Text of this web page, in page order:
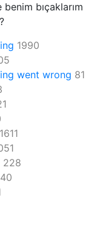
benim bıçaklarım
1990
went wrong 81
1611
228